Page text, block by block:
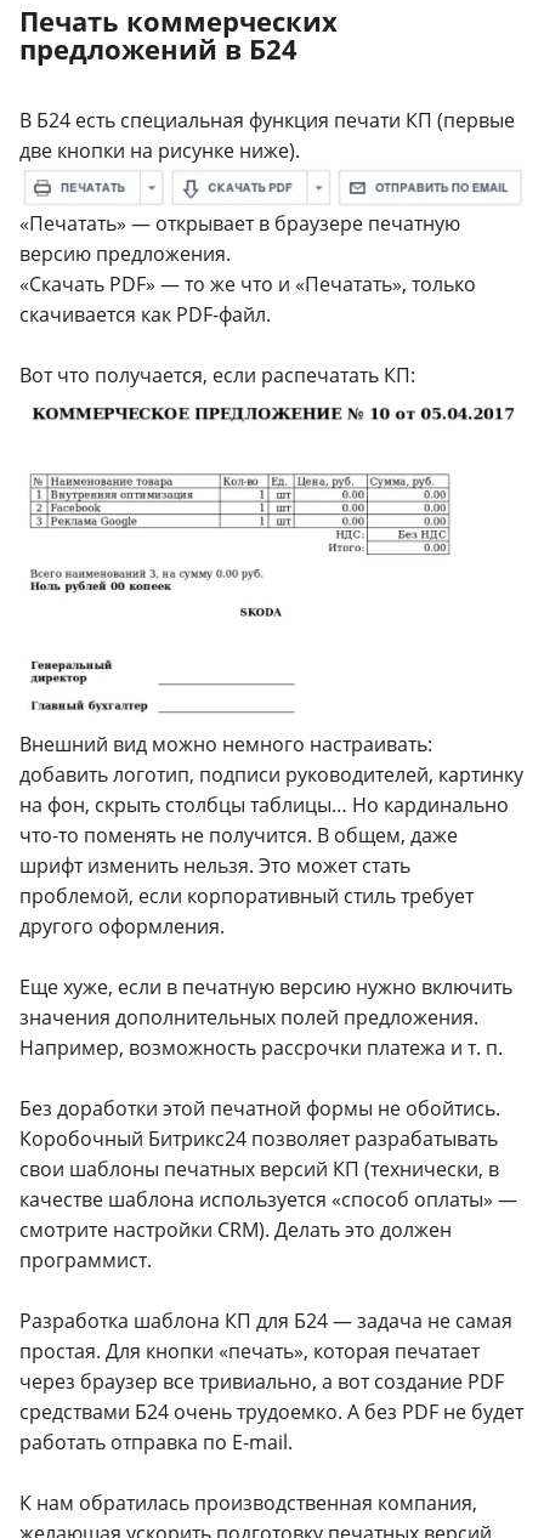
Печать коммерческих
предложений в Б24
В Б24 есть специальная функция печати КП (первые
две кнопки на рисунке ниже).
«Печатать» — открывает в браузере печатную
версию предложения.
«Скачать PDF» — то же что и «Печатать», только
скачивается как PDF-файл.
Вот что получается, если распечатать КП:
Внешний вид можно немного настраивать:
добавить логотип, подписи руководителей, картинку
на фон, скрыть столбцы таблицы… Но кардинально
что-то поменять не получится. В общем, даже
шрифт изменить нельзя. Это может стать
проблемой, если корпоративный стиль требует
другого оформления.
Еще хуже, если в печатную версию нужно включить
значения дополнительных полей предложения.
Например, возможность рассрочки платежа и т. п.
Без доработки этой печатной формы не обойтись.
Коробочный Битрикс24 позволяет разрабатывать
свои шаблоны печатных версий КП (технически, в
качестве шаблона используется «способ оплаты» —
смотрите настройки CRM). Делать это должен
программист.
Разработка шаблона КП для Б24 — задача не самая
простая. Для кнопки «печать», которая печатает
через браузер все тривиально, а вот создание PDF
средствами Б24 очень трудоемко. А без PDF не будет
работать отправка по E-mail.
К нам обратилась производственная компания,